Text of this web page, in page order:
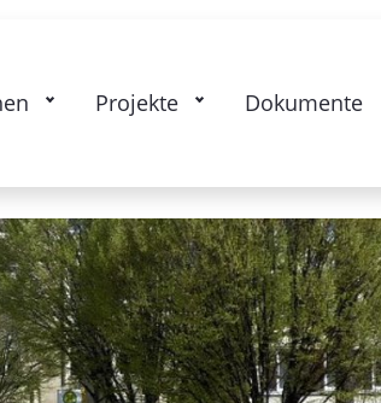
Projekte Dokumente